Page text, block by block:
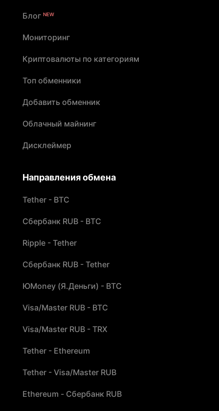
Блог NEW
Мониторинг
Криптовалюты по категориям
Топ обменники
Добавить обменник
Облачный майнинг
Дисклеймер
Направления обмена
Tether - BTC
Сбербанк RUB - BTC
Ripple - Tether
Сбербанк RUB - Tether
ЮMoney (Я.Деньги) - BTC
Visa/Master RUB - BTC
Visa/Master RUB - TRX
Tether - Ethereum
Tether - Visa/Master RUB
Ethereum - Сбербанк RUB